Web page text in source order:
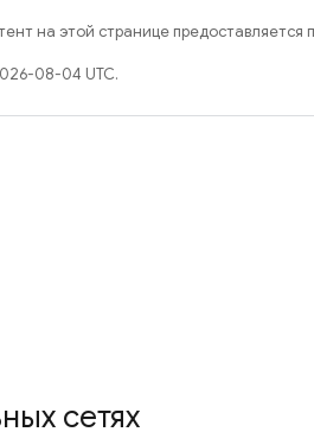
на этой странице предоставляется
08-04 UTC.
сетях